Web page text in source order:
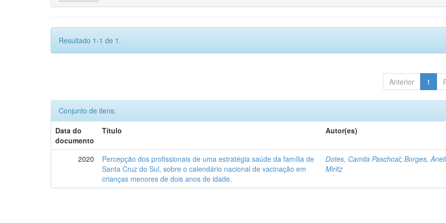
Resultado 1-1 de 1.
Anterior 1
Conjunto de itens:
Data do
documento
Título Autor(es)
2020
Percepção dos profissionais de uma estratégia saúde da família de
Santa Cruz do Sul, sobre o calendário nacional de vacinação em
crianças menores de dois anos de idade.
Dotes, Camila Paschoal;Borges,
Miritz